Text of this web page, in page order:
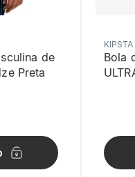
conforto e bom apoio
de
Preta
KIPSTA
Bola